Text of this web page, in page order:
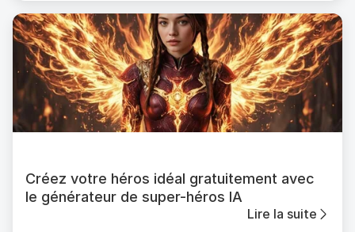
Créez votre héros idéal gratuitement avec
le générateur de super-héros IA
Lire la suite